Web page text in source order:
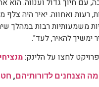
רעות ואחווה. יאיר היה צלף
משמעותיות רבות במהלך
ימשיך להאיר, לעד".
לחצו על הלינק:
הצנחנים לדורותיהם,